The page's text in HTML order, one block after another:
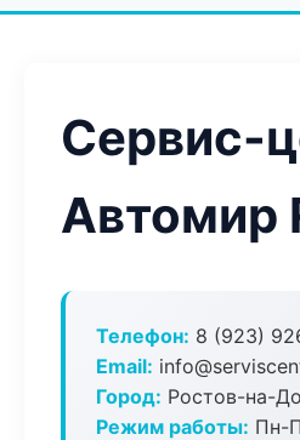
Сервис-
Автомир
Телефон: 8 (923)
Email:
Город: Ростов-на-
Режим работы: Пн-